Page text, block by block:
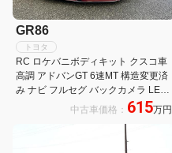
GR86
トヨタ
RC ロケバニボディキット クスコ車
高調 アドバンGT 6速MT 構造変更済
み ナビ フルセグ バックカメラ LED
ヘッドライト中古車価格： 615万円